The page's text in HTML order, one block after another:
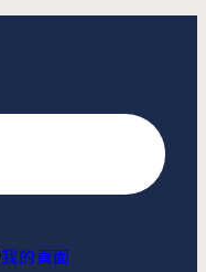
我的頁面